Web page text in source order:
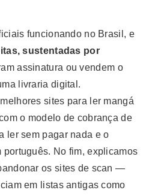
funcionando no Brasil, e
sustentadas por
assinatura ou vendem o
livraria digital.
sites para ler mangá
o modelo de cobrança de
ler sem pagar nada e o
português. No fim, explicamos
os sites de scan —
em listas antigas como